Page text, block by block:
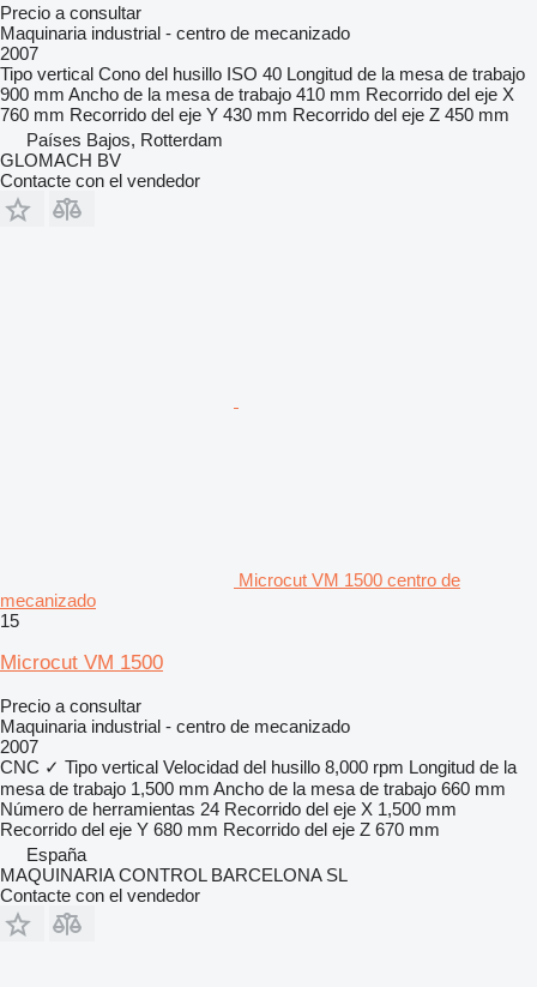
Precio a consultar
Maquinaria industrial - centro de mecanizado
2007
Tipo vertical Cono del husillo ISO 40 Longitud de la mesa de trabajo
900 mm Ancho de la mesa de trabajo 410 mm Recorrido del eje X
760 mm Recorrido del eje Y 430 mm Recorrido del eje Z 450 mm
Países Bajos, Rotterdam
GLOMACH BV
Contacte con el vendedor
Microcut VM 1500 centro de
mecanizado
15
Microcut VM 1500
Precio a consultar
Maquinaria industrial - centro de mecanizado
2007
CNC ✓ Tipo vertical Velocidad del husillo 8,000 rpm Longitud de la
mesa de trabajo 1,500 mm Ancho de la mesa de trabajo 660 mm
Número de herramientas 24 Recorrido del eje X 1,500 mm
Recorrido del eje Y 680 mm Recorrido del eje Z 670 mm
España
MAQUINARIA CONTROL BARCELONA SL
Contacte con el vendedor